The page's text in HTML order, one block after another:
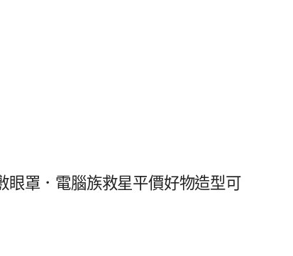
眼罩．電腦族救星平價好物造型可